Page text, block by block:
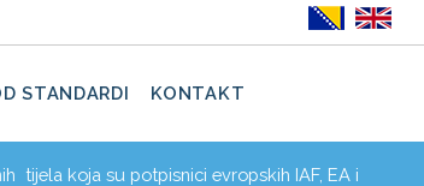
STANDARDI KONTAKT
tijela koja su potpisnici evropskih IAF, EA i